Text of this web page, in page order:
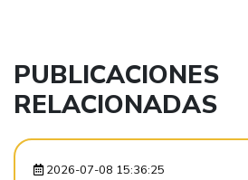
PUBLICACIONES
RELACIONADAS
2026-07-08 15:36:25